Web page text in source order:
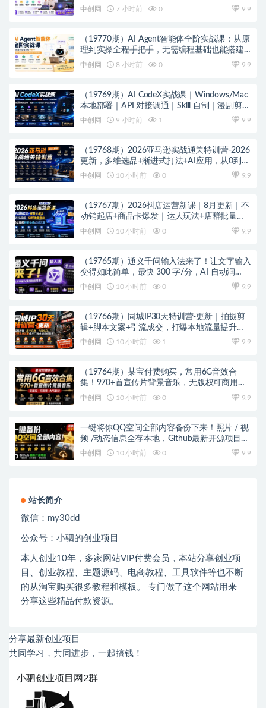
爆款内容创作与变现全流程
中创网 7 小时前 0 9.9
（19770期）AI Agent智能体全阶实战课；从原
理到实操全程手把手，无需编程基础也能搭建
自动运行的智能体
中创网 8 小时前 0 9.9
（19769期）AI CodeX实战课｜Windows/Mac
本地部署｜API 对接调通｜Skill 自制｜漫剧剪辑
｜网站 VR 项目｜AI项目落地全教程
中创网 9 小时前 1 9.9
（19768期）2026亚马逊实战通关特训营-2026
更新，多维选品+渐进式打法+AI应用，从0到1
打造盈利店铺
中创网 10 小时前 0 9.9
（19767期）2026抖店运营新课｜8月更新｜不
动销起店+商品卡爆发｜达人玩法+店群批量复
制｜轻松玩转抖音小店全域流量
中创网 10 小时前 0 9.9
（19765期）通义千问输入法来了！让文字输入
变得如此简单，最快 300 字/分，AI 自动润
色，说话秒变工整文字
中创网 10 小时前 0 9.9
（19766期）同城IP30天特训营-更新｜拍摄剪
辑+脚本文案+引流成交，打爆本地流量提升门
店业绩实操教学
中创网 10 小时前 1 9.9
（19764期）某宝付费购买，常用6G音效合
集！970+首宣传片背景音乐，无版权可商用大
气素材，分类清晰，高质量内容
中创网 10 小时前 0 9.9
一键将你QQ空间全部内容备份下来！照片 / 视
频 /动态信息全存本地，Github最新开源项目
QzoneArchive
中创网 10 小时前 0 9.9
站长简介
微信： my30dd
公众号：小驷的创业项目
本人创业10年，多家网站VIP付费会员，本站分享创业项
目、创业教程、主题源码、电商教程、工具软件等也不断
的从淘宝购买很多教程和模板。 专门做了这个网站用来
分享这些精品付款资源。
分享最新创业项目
共同学习，共同进步，一起搞钱！
小驷创业项目网2群